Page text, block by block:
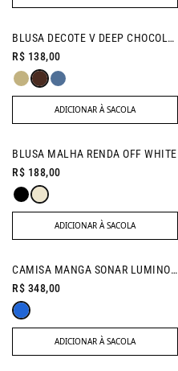
NEW IN
BLUSA DECOTE V DEEP CHOCOLATE
R$ 138,00
ADICIONAR À SACOLA
NEW IN
BLUSA MALHA RENDA OFF WHITE
R$ 188,00
ADICIONAR À SACOLA
NEW IN
CAMISA MANGA SONAR LUMINOUS BLUE
R$ 348,00
ADICIONAR À SACOLA